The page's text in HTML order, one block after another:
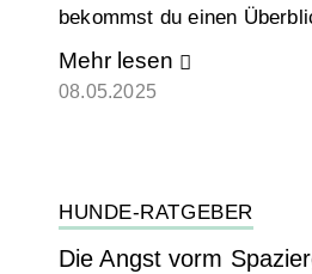
bekommst du einen
Mehr lesen
08.05.2025
HUNDE-RATGEBER
Die Angst vorm